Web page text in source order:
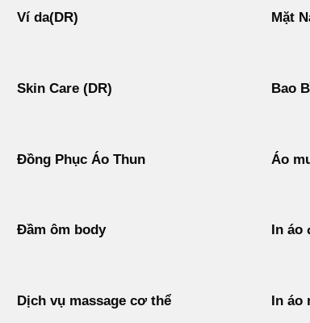
Ví da(DR) Mặt
Skin Care (DR) Bao
Đồng Phục Áo Thun Áo
Đầm ôm body In
Dịch vụ massage cơ thể In